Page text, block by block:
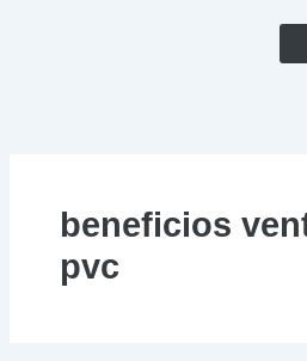
beneficios
pvc